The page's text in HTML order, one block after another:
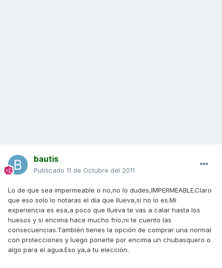
bautis
Publicado 11 de Octubre del 2011
Lo de que sea impermeable o no,no lo dudes,IMPERMEABLE.Claro
que eso solo lo notaras el día que llueva,si no lo es.Mi
experiencia es esa,a poco que llueva te vas a calar hasta los
huesos y si encima hace mucho frío,ni te cuento las
consecuencias.También tienes la opción de comprar una normal
con protecciones y luego ponerte por encima un chubasquero o
algo para el agua.Eso ya,a tu elección.